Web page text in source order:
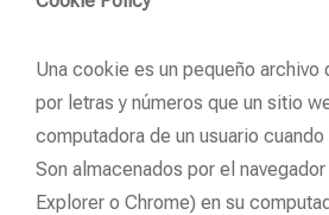
Una cookie es un pequeño
por letras y números que un sitio
computadora de un usuario
Son almacenados por el
Explorer o Chrome) en su